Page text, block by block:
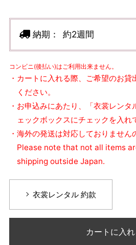
納期： 約2週間
コンビニ(後払い)はご利用出来ません。
・カートに入れる際、ご希望のお貸
ください。
・お申込みにあたり、「衣裳レン
ェックボックスにチェックを入れ
・海外の発送は対応しておりません
Please note that not all items
shipping outside Japan.
衣裳レンタル 約款
カートに入れ